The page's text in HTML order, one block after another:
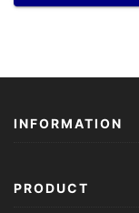
INFORMATION
PRODUCT